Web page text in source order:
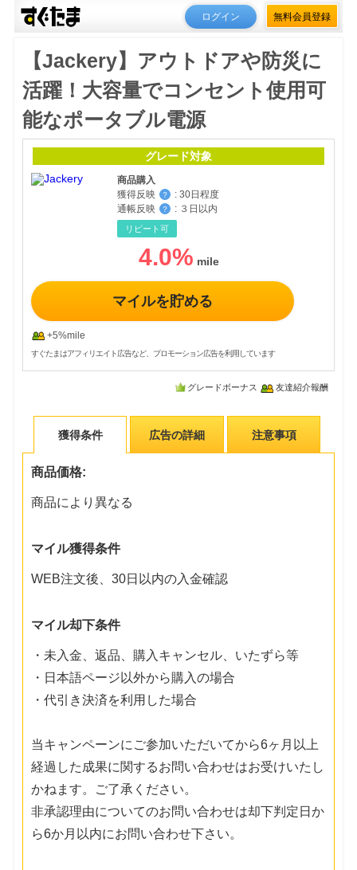
ログイン 無料会員登録
【Jackery】アウトドアや防災に
活躍！大容量でコンセント使用可
能なポータブル電源
グレード対象
商品購入
獲得反映
？ : 30日程度
通帳反映
？ : ３日以内
リピート可
4.0%
マイルを貯める
+5%mile
すぐたまはアフィリエイト広告など、プロモーション広告を利用しています
グレードボーナス 友達紹介報酬
獲得条件 広告の詳細 注意事項
商品価格:
商品により異なる
マイル獲得条件
WEB注文後、30日以内の入金確認
マイル却下条件
・未入金、返品、購入キャンセル、いたずら等
・日本語ページ以外から購入の場合
・代引き決済を利用した場合
当キャンペーンにご参加いただいてから6ヶ月以上
経過した成果に関するお問い合わせはお受けいたし
かねます。ご了承ください。
非承認理由についてのお問い合わせは却下判定日か
ら6か月以内にお問い合わせ下さい。